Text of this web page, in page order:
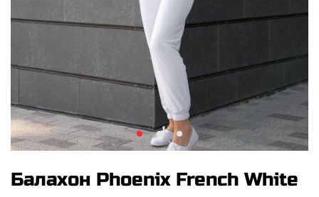
Балахон Phoenix French White